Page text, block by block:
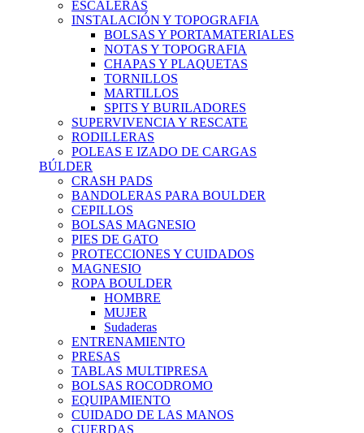
ESCALERAS
INSTALACIÓN Y TOPOGRAFIA
BOLSAS Y PORTAMATERIALES
NOTAS Y TOPOGRAFIA
CHAPAS Y PLAQUETAS
TORNILLOS
MARTILLOS
SPITS Y BURILADORES
SUPERVIVENCIA Y RESCATE
RODILLERAS
POLEAS E IZADO DE CARGAS
BÚLDER
CRASH PADS
BANDOLERAS PARA BOULDER
CEPILLOS
BOLSAS MAGNESIO
PIES DE GATO
PROTECCIONES Y CUIDADOS
MAGNESIO
ROPA BOULDER
HOMBRE
MUJER
Sudaderas
ENTRENAMIENTO
PRESAS
TABLAS MULTIPRESA
BOLSAS ROCODROMO
EQUIPAMIENTO
CUIDADO DE LAS MANOS
CUERDAS